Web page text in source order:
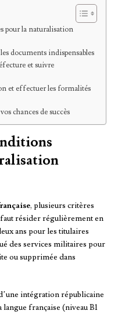
pour la naturalisation
documents indispensables
et suivre
et effectuer les formalités
chances de succès
, plusieurs critères
résider régulièrement en
ans pour les titulaires
des services militaires pour
ou supprimée dans
intégration républicaine
française (niveau B1